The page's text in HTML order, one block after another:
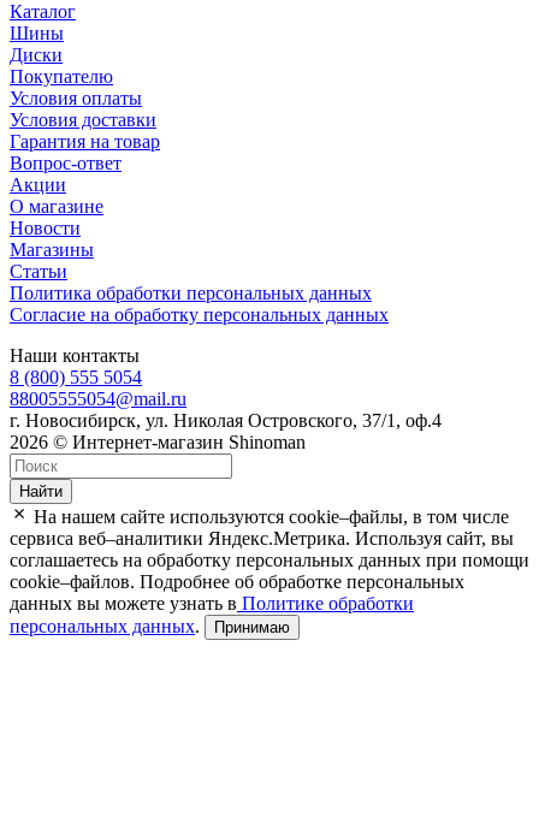
Каталог
Шины
Диски
Покупателю
Условия оплаты
Условия доставки
Гарантия на товар
Вопрос-ответ
Акции
О магазине
Новости
Магазины
Статьи
Политика обработки персональных данных
Согласие на обработку персональных данных
Наши контакты
8 (800) 555 5054
88005555054@mail.ru
г. Новосибирск, ул. Николая Островского, 37/1, оф.4
2026 © Интернет-магазин Shinoman
Найти
На нашем сайте используются cookie–файлы, в том числе
сервиса веб–аналитики Яндекс.Метрика. Используя сайт, вы
соглашаетесь на обработку персональных данных при помощи
cookie–файлов. Подробнее об обработке персональных
данных вы можете узнать в Политике обработки
персональных данных. Принимаю